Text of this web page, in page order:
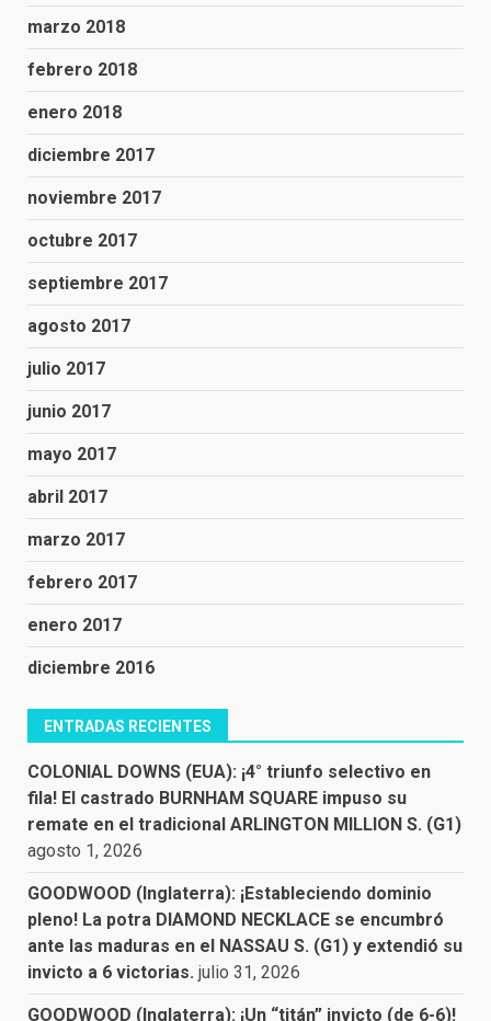
marzo 2018
febrero 2018
enero 2018
diciembre 2017
noviembre 2017
octubre 2017
septiembre 2017
agosto 2017
julio 2017
junio 2017
mayo 2017
abril 2017
marzo 2017
febrero 2017
enero 2017
diciembre 2016
ENTRADAS RECIENTES
COLONIAL DOWNS (EUA): ¡4° triunfo selectivo en
fila! El castrado BURNHAM SQUARE impuso su
remate en el tradicional ARLINGTON MILLION S. (G1)
agosto 1, 2026
GOODWOOD (Inglaterra): ¡Estableciendo dominio
pleno! La potra DIAMOND NECKLACE se encumbró
ante las maduras en el NASSAU S. (G1) y extendió su
invicto a 6 victorias. julio 31, 2026
GOODWOOD (Inglaterra): ¡Un “titán” invicto (de 6-6)!